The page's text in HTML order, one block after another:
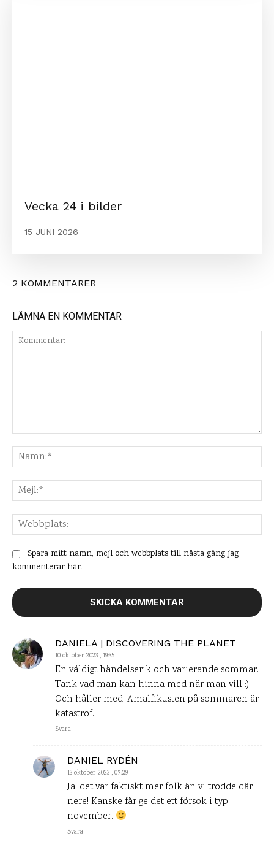
Vecka 24 i bilder
15 JUNI 2026
2 KOMMENTARER
DANIELA | DISCOVERING THE PLANET
10 oktober 2023 , 19:35
En väldigt händelserik och varierande sommar.
Tänk vad man kan hinna med när man vill :).
Och håller med, Amalfikusten på sommaren är
katastrof.
Svara
DANIEL RYDÉN
13 oktober 2023 , 07:29
Ja, det var faktiskt mer folk än vi trodde där
nere! Kanske får ge det ett försök i typ
november.
Svara
LÄMNA EN KOMMENTAR
Spara mitt namn, mejl och webbplats till nästa gång jag
kommenterar här.